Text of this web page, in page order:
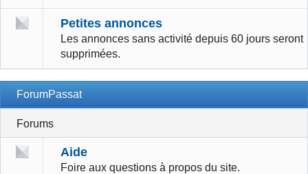
Petites annonces
Les annonces sans activité depuis 60 jours seront
supprimées.
ForumPassat
Forums
Aide
Foire aux questions à propos du site.